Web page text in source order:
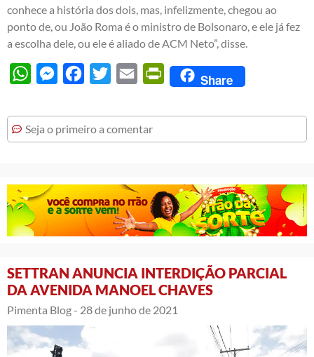
conhece a história dos dois, mas, infelizmente, chegou ao
ponto de, ou João Roma é o ministro de Bolsonaro, e ele já fez
a escolha dele, ou ele é aliado de ACM Neto”, disse.
WhatsAppMessengerFacebook
Twitter Email PrintFriendly
Share
Seja o primeiro a comentar
SETTRAN ANUNCIA INTERDIÇÃO PARCIAL
DA AVENIDA MANOEL CHAVES
Pimenta Blog - 28 de junho de 2021